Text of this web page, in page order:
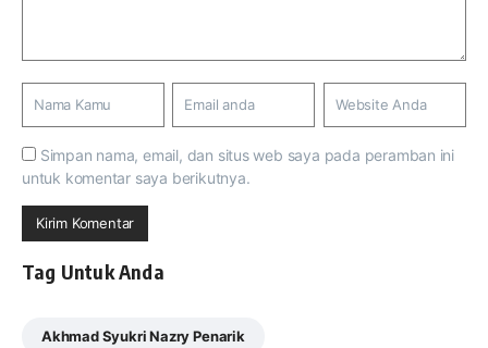
Simpan nama, email, dan situs web saya pada peramban ini
untuk komentar saya berikutnya.
Tag Untuk Anda
Akhmad Syukri Nazry Penarik